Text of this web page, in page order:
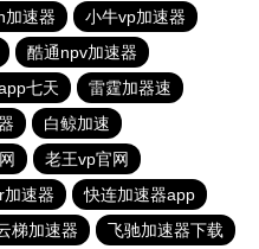
加速器
小牛vp加速器
酷通npv加速器
七天
雷霆加器速
白鲸加速
老王vp官网
速器
快连加速器app
梯加速器 飞驰加速器下载